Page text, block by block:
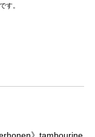
す。
》tambourine